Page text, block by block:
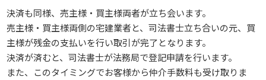
決済も同様、売主様・買主様両者が立ち会います。
売主様・買主様両側の宅建業者と、司法書士立ち合いの元、買
主様が残金の支払いを行い取引が完了となります。
決済が済むと、司法書士が法務局で登記申請を行います。
また、このタイミングでお客様から仲介手数料も受け取りま